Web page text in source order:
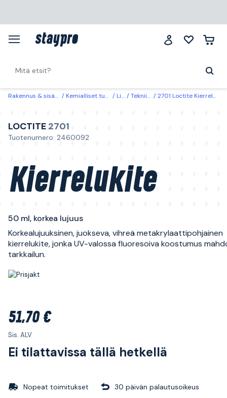
Rakennus & sisätilat Kemialliset tuotteet Liima Tekniikkaliima 2701 Loctite Kierrelukite 50 ml, korkea lujuus
LOCTITE 2701
Tuotenumero: 2460092
Kierrelukite
50 ml, korkea lujuus
Korkealujuuksinen, juokseva, vihreä metakrylaattipohjainen
kierrelukite, jonka UV-valossa fluoresoiva koostumus
tarkkailun.
51,70 €
Sis. ALV
Ei tilattavissa tällä hetkellä
Nopeat toimitukset 30 päivän palautusoikeus